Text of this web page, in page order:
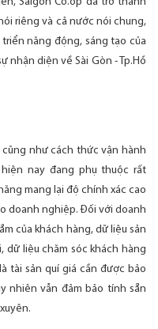
riêng và cả nước nói chung,
năng động, sáng tạo của
nhận diện về Sài Gòn - Tp.Hồ
như cách thức vận hành
nay đang phụ thuộc rất
mang lại độ chính xác cao
doanh nghiệp. Đối với doanh
của khách hàng, dữ liệu sản
dữ liệu chăm sóc khách hàng
tài sản quí giá cần được bảo
nhiên vẫn đảm bảo tính sẵn